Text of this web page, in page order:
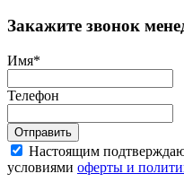
Закажите звонок
Имя*
Телефон
Отправить
Настоящим
условиями оферты и